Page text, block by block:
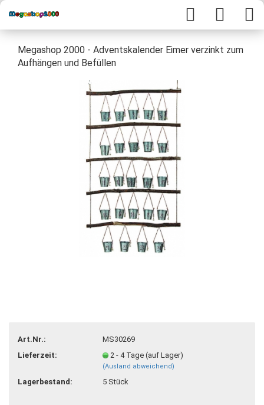
Megashop 2000 - Adventskalender Eimer verzinkt zum
Aufhängen und Befüllen
Art.Nr.:
MS30269
Lieferzeit:
2 - 4 Tage (auf Lager)
(Ausland abweichend)
Lagerbestand: 5 Stück